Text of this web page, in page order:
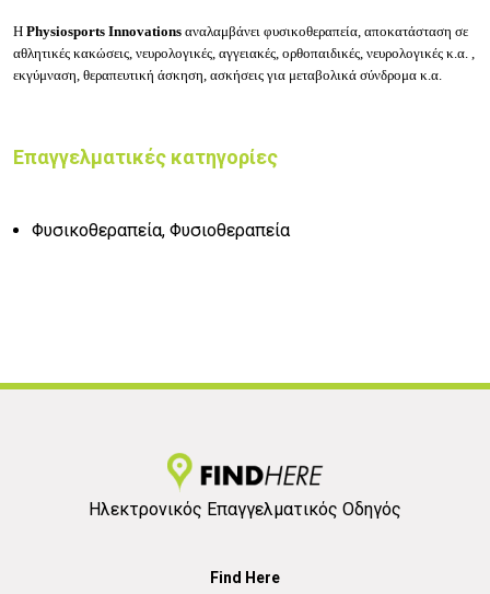
Η Physiosports Innovations αναλαμβάνει φυσικοθεραπεία, αποκατάσταση σε
αθλητικές κακώσεις, νευρολογικές, αγγειακές, ορθοπαιδικές, νευρολογικές κ.α. ,
εκγύμναση, θεραπευτική άσκηση, ασκήσεις για μεταβολικά σύνδρομα κ.α.
Επαγγελματικές κατηγορίες
Φυσικοθεραπεία, Φυσιοθεραπεία
Ηλεκτρονικός Επαγγελματικός Οδηγός
Find Here